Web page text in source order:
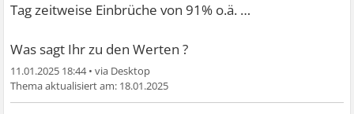
Tag zeitweise Einbrüche von 91% o.ä. …
Was sagt Ihr zu den Werten ?
11.01.2025 18:44•
18.01.2025